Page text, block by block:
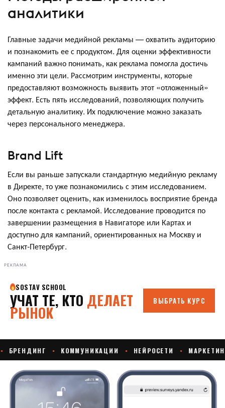
аналитики
Главные задачи медийной рекламы — охватить аудиторию
и познакомить ее с продуктом. Для оценки эффективности
кампаний важно понимать, как реклама помогла достичь
именно эти цели. Рассмотрим инструменты, которые
предоставляют возможность выявить этот «отложенный»
эффект. Есть пять исследований, позволяющих получить
детальную аналитику. Их подключение можно заказать
через персонального менеджера.
Brand Lift
Если вы раньше запускали стандартную медийную рекламу
в Директе, то уже познакомились с этим исследованием.
Оно позволяет оценить, как изменилось восприятие бренда
после контакта с рекламой. Исследование проводится по
завершении размещения в Навигаторе или Картах и
доступно для кампаний, ориентированных на Москву и
Санкт-Петербург.
РЕКЛАМА